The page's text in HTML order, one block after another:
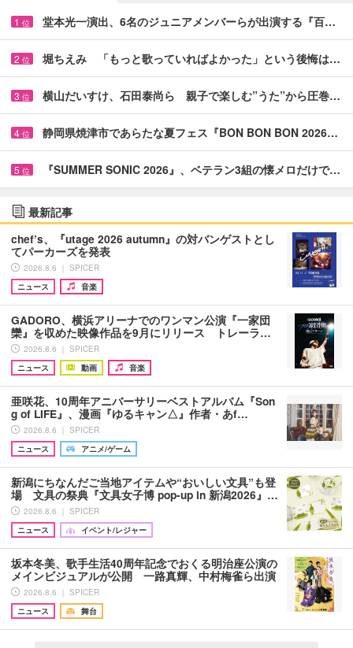
1 位 堂本光一演出、6名のジュニアメンバーらが出演する『百…
2 位 堀ちえみ 「もっと歌っていればよかった」という後悔は…
3 位 横山だいすけ、石田泰尚ら 親子で楽しむ”うた”から圧巻…
4 位 静岡県焼津市であらたな夏フェス『BON BON BON 2026…
5 位 『SUMMER SONIC 2026』、ベテラン3組の懐メロだけで…
最新記事
chef’s、『utage 2026 autumn』の対バンゲストとし
てパーカーズを発表
2026.8.6 ｜ SPICER
ニュース
音楽
GADORO、横浜アリーナでのワンマン公演『一家団
欒』を収めた映像作品を9月にリリース トレーラ…
2026.8.6 ｜ SPICER
ニュース
動画 音楽
亜咲花、10周年アニバーサリーベストアルバム『Son
g of LIFE』、漫画『ゆるキャン△』作者・あf…
2026.8.6 ｜ SPICER
ニュース
アニメ/ゲーム
新潟にちなんだご当地アイテムや“おいしい文具”も登
場 文具の祭典『文具女子博 pop-up in 新潟2026』…
2026.8.6 ｜ SPICER
ニュース
イベント/レジャー
坂本冬美、歌手生活40周年記念でおくる明治座公演の
メインビジュアルが公開 一路真輝、中村梅雀ら出演
2026.8.6 ｜ SPICER
ニュース
舞台